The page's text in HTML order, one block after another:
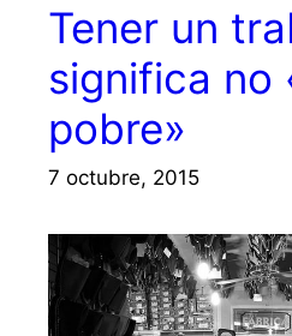
Tener un
significa no
pobre»
7 octubre, 2015